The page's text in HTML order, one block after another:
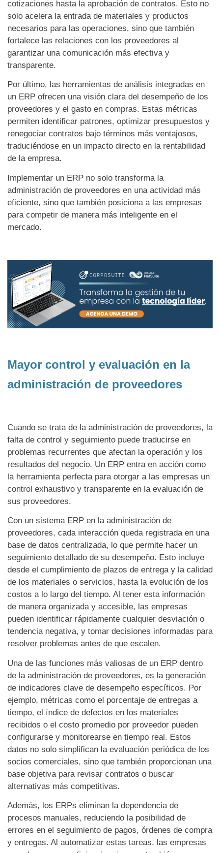
cotizaciones hasta la aprobación de contratos. Esto no
solo acelera la entrada de materiales y productos
necesarios para las operaciones, sino que también
fortalece las relaciones con los proveedores al
garantizar una comunicación más efectiva y
transparente.
Por último, las herramientas de análisis integradas en
un ERP ofrecen una visión clara del desempeño de los
proveedores y el gasto en compras. Estas métricas
permiten identificar patrones, optimizar presupuestos y
renegociar contratos bajo términos más ventajosos,
traduciéndose en un impacto directo en la rentabilidad
de la empresa.
Implementar un ERP no solo transforma la
administración de proveedores en una actividad más
eficiente, sino que también posiciona a las empresas
para competir de manera más inteligente en el
mercado.
Mayor control y evaluación en la
administración de proveedores
Cuando se trata de la administración de proveedores, la
falta de control y seguimiento puede traducirse en
problemas recurrentes que afectan la operación y los
resultados del negocio. Un ERP entra en acción como
la herramienta perfecta para otorgar a las empresas un
control exhaustivo y transparente en la evaluación de
sus proveedores.
Con un sistema ERP en la administración de
proveedores, cada interacción queda registrada en una
base de datos centralizada, lo que permite hacer un
seguimiento detallado de su desempeño. Esto incluye
desde el cumplimiento de plazos de entrega y la calidad
de los materiales o servicios, hasta la evolución de los
costos a lo largo del tiempo. Al tener esta información
de manera organizada y accesible, las empresas
pueden identificar rápidamente cualquier desviación o
tendencia negativa, y tomar decisiones informadas para
resolver problemas antes de que escalen.
Una de las funciones más valiosas de un ERP dentro
de la administración de proveedores, es la generación
de indicadores clave de desempeño específicos. Por
ejemplo, métricas como el porcentaje de entregas a
tiempo, el índice de defectos en los materiales
recibidos o el costo promedio por proveedor pueden
configurarse y monitorearse en tiempo real. Estos
datos no solo simplifican la evaluación periódica de los
socios comerciales, sino que también proporcionan una
base objetiva para revisar contratos o buscar
alternativas más competitivas.
Además, los ERPs eliminan la dependencia de
procesos manuales, reduciendo la posibilidad de
errores en el seguimiento de pagos, órdenes de compra
y entregas. Al automatizar estas tareas, las empresas